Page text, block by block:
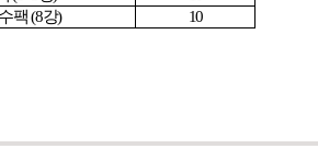
팩(8강) 10